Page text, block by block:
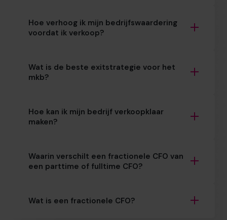
Hoe verhoog ik mijn bedrijfswaardering
voordat ik verkoop?
Wat is de beste exitstrategie voor het
mkb?
Hoe kan ik mijn bedrijf verkoopklaar
maken?
Waarin verschilt een fractionele CFO van
een parttime of fulltime CFO?
Wat is een fractionele CFO?